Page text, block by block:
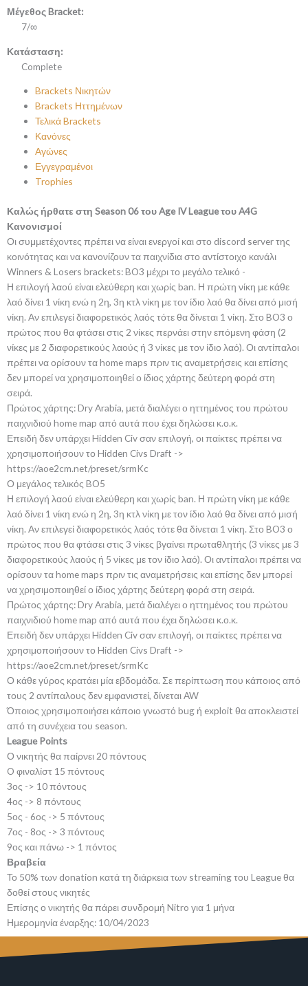
Μέγεθος Bracket:
7/∞
Κατάσταση:
Complete
Brackets Νικητών
Brackets Ηττημένων
Τελικά Brackets
Κανόνες
Αγώνες
Εγγεγραμένοι
Trophies
Καλώς ήρθατε στη Season 06 του Age IV League του A4G
Κανονισμοί
Οι συμμετέχοντες πρέπει να είναι ενεργοί και στο discord server της
κοινότητας και να κανονίζουν τα παιχνίδια στο αντίστοιχο κανάλι
Winners & Losers brackets: BO3 μέχρι το μεγάλο τελικό -
Η επιλογή λαού είναι ελεύθερη και χωρίς ban. Η πρώτη νίκη με κάθε
λαό δίνει 1 νίκη ενώ η 2η, 3η κτλ νίκη με τον ίδιο λαό θα δίνει από μισή
νίκη. Αν επιλεγεί διαφορετικός λαός τότε θα δίνεται 1 νίκη. Στο BO3 ο
πρώτος που θα φτάσει στις 2 νίκες περνάει στην επόμενη φάση (2
νίκες με 2 διαφορετικούς λαούς ή 3 νίκες με τον ίδιο λαό). Οι αντίπαλοι
πρέπει να ορίσουν τα home maps πριν τις αναμετρήσεις και επίσης
δεν μπορεί να χρησιμοποιηθεί ο ίδιος χάρτης δεύτερη φορά στη
σειρά.
Πρώτος χάρτης: Dry Arabia, μετά διαλέγει ο ηττημένος του πρώτου
παιχνιδιού home map από αυτά που έχει δηλώσει κ.ο.κ.
Επειδή δεν υπάρχει Hidden Civ σαν επιλογή, οι παίκτες πρέπει να
χρησιμοποιήσουν το Hidden Civs Draft ->
https://aoe2cm.net/preset/srmKc
Ο μεγάλος τελικός BO5
Η επιλογή λαού είναι ελεύθερη και χωρίς ban. Η πρώτη νίκη με κάθε
λαό δίνει 1 νίκη ενώ η 2η, 3η κτλ νίκη με τον ίδιο λαό θα δίνει από μισή
νίκη. Αν επιλεγεί διαφορετικός λαός τότε θα δίνεται 1 νίκη. Στο BO3 ο
πρώτος που θα φτάσει στις 3 νίκες βγαίνει πρωταθλητής (3 νίκες με 3
διαφορετικούς λαούς ή 5 νίκες με τον ίδιο λαό). Οι αντίπαλοι πρέπει να
ορίσουν τα home maps πριν τις αναμετρήσεις και επίσης δεν μπορεί
να χρησιμοποιηθεί ο ίδιος χάρτης δεύτερη φορά στη σειρά.
Πρώτος χάρτης: Dry Arabia, μετά διαλέγει ο ηττημένος του πρώτου
παιχνιδιού home map από αυτά που έχει δηλώσει κ.ο.κ.
Επειδή δεν υπάρχει Hidden Civ σαν επιλογή, οι παίκτες πρέπει να
χρησιμοποιήσουν το Hidden Civs Draft ->
https://aoe2cm.net/preset/srmKc
Ο κάθε γύρος κρατάει μία εβδομάδα. Σε περίπτωση που κάποιος από
τους 2 αντίπαλους δεν εμφανιστεί, δίνεται AW
Όποιος χρησιμοποιήσει κάποιο γνωστό bug ή exploit θα αποκλειστεί
από τη συνέχεια του season.
League Points
Ο νικητής θα παίρνει 20 πόντους
O φιναλίστ 15 πόντους
3ος -> 10 πόντους
4ος -> 8 πόντους
5ος - 6ος -> 5 πόντους
7ος - 8ος -> 3 πόντους
9ος και πάνω -> 1 πόντος
Βραβεία
Το 50% των donation κατά τη διάρκεια των streaming του League θα
δοθεί στους νικητές
Επίσης ο νικητής θα πάρει συνδρομή Nitro για 1 μήνα
Ημερομηνία έναρξης: 10/04/2023